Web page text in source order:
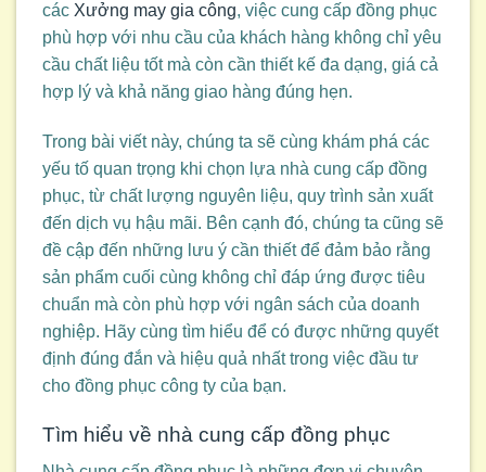
các Xưởng may gia công, việc cung cấp đồng phục
phù hợp với nhu cầu của khách hàng không chỉ yêu
cầu chất liệu tốt mà còn cần thiết kế đa dạng, giá cả
hợp lý và khả năng giao hàng đúng hẹn.
Trong bài viết này, chúng ta sẽ cùng khám phá các
yếu tố quan trọng khi chọn lựa nhà cung cấp đồng
phục, từ chất lượng nguyên liệu, quy trình sản xuất
đến dịch vụ hậu mãi. Bên cạnh đó, chúng ta cũng sẽ
đề cập đến những lưu ý cần thiết để đảm bảo rằng
sản phẩm cuối cùng không chỉ đáp ứng được tiêu
chuẩn mà còn phù hợp với ngân sách của doanh
nghiệp. Hãy cùng tìm hiểu để có được những quyết
định đúng đắn và hiệu quả nhất trong việc đầu tư
cho đồng phục công ty của bạn.
Tìm hiểu về nhà cung cấp đồng phục